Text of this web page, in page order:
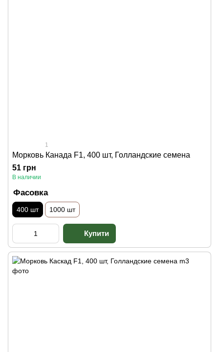
1
Морковь Канада F1, 400 шт, Голландские семена
51 грн
В наличии
Фасовка
400 шт 1000 шт